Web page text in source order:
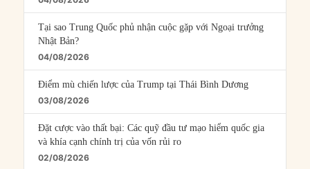
Tại sao Trung Quốc phủ nhận cuộc gặp với Ngoại trưởng
Nhật Bản?
04/08/2026
Điểm mù chiến lược của Trump tại Thái Bình Dương
03/08/2026
Đặt cược vào thất bại: Các quỹ đầu tư mạo hiểm quốc gia
và khía cạnh chính trị của vốn rủi ro
02/08/2026